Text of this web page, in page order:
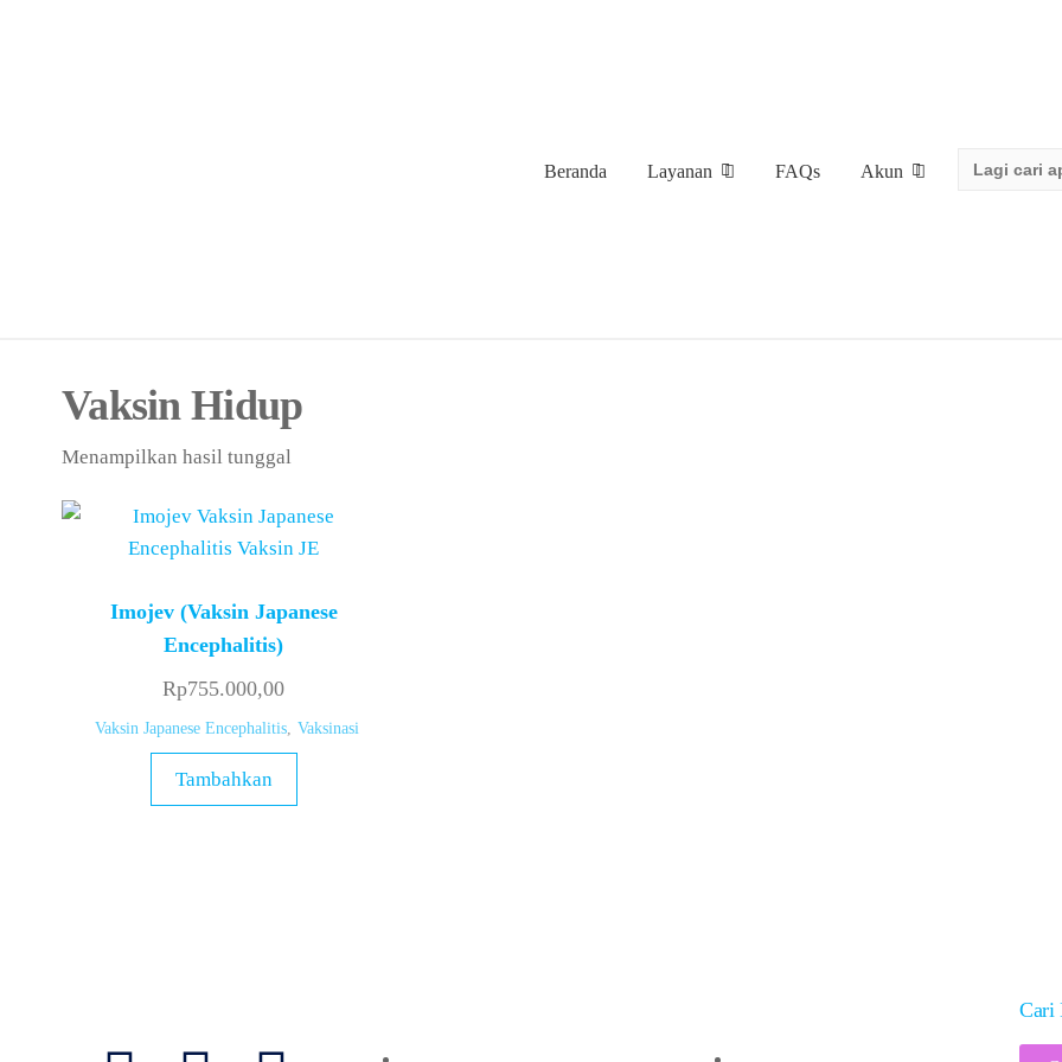
Beranda Layanan FAQs Akun
for:
Vaksin Hidup
Menampilkan hasil tunggal
Imojev (Vaksin Japanese
Encephalitis)
Rp755.000,00
Vaksin Japanese Encephalitis, Vaksinasi
Tambahkan
Cari